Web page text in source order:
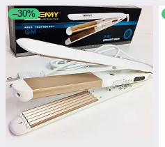
–30%